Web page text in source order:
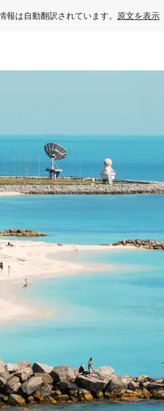
報は自動翻訳されています。 原文を表示
チまたはスワイプして検索結果を確認